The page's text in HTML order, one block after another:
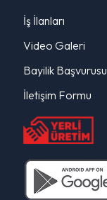
İş İlanları
Video Galeri
Bayilik Başvurusu
İletişim Formu